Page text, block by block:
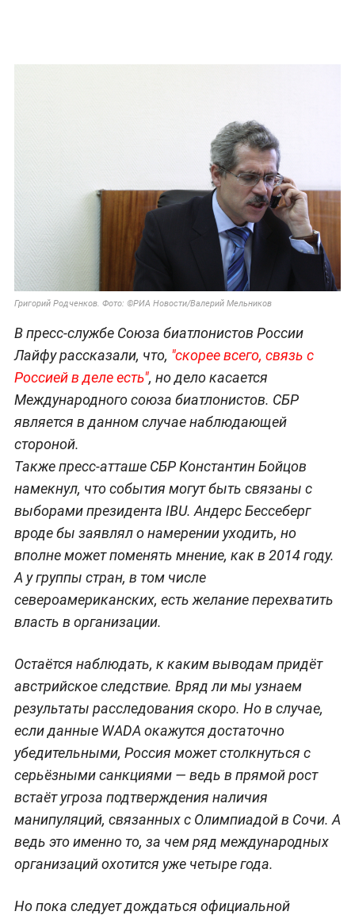
Григорий Родченков. Фото: ©РИА Новости/Валерий Мельников
В пресс-службе Союза биатлонистов России
Лайфу рассказали, что, "скорее всего, связь с
Россией в деле есть", но дело касается
Международного союза биатлонистов. СБР
является в данном случае наблюдающей
стороной.
Также пресс-атташе СБР Константин Бойцов
намекнул, что события могут быть связаны с
выборами президента IBU. Андерс Бессеберг
вроде бы заявлял о намерении уходить, но
вполне может поменять мнение, как в 2014 году.
А у группы стран, в том числе
североамериканских, есть желание перехватить
власть в организации.
Остаётся наблюдать, к каким выводам придёт
австрийское следствие. Вряд ли мы узнаем
результаты расследования скоро. Но в случае,
если данные WADA окажутся достаточно
убедительными, Россия может столкнуться с
серьёзными санкциями — ведь в прямой рост
встаёт угроза подтверждения наличия
манипуляций, связанных с Олимпиадой в Сочи. А
ведь это именно то, за чем ряд международных
организаций охотится уже четыре года.
Но пока следует дождаться официальной